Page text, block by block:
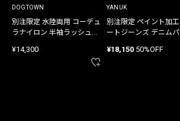
DOGTOWN
別注限定 水陸両用 コーデュ
ラナイロン 半袖ラッシュガ
¥14,300
YANUK
別注限定 ペイント加
ートジーンズ デニム
¥18,150 50%OFF